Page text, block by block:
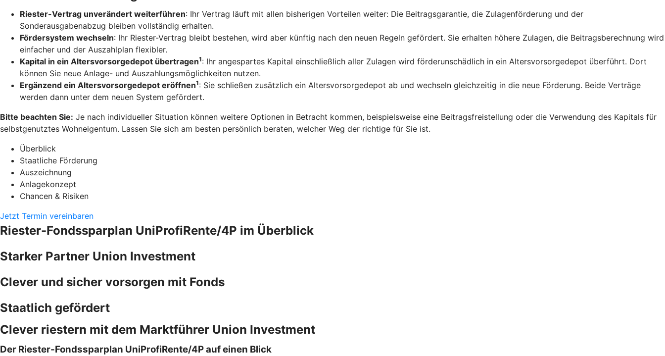
Riester-Vertrag unverändert weiterführen: Ihr Vertrag läuft mit allen bisherigen Vorteilen weiter: Die Beitragsgarantie, die Zulagenförderung und der
Sonderausgabenabzug bleiben vollständig erhalten.
Fördersystem wechseln: Ihr Riester-Vertrag bleibt bestehen, wird aber künftig nach den neuen Regeln gefördert. Sie erhalten höhere Zulagen, die Beitragsberechnung wird
einfacher und der Auszahlplan flexibler.
Kapital in ein Altersvorsorgedepot übertragen1: Ihr angespartes Kapital einschließlich aller Zulagen wird förderunschädlich in ein Altersvorsorgedepot überführt. Dort
können Sie neue Anlage- und Auszahlungsmöglichkeiten nutzen.
Ergänzend ein Altersvorsorgedepot eröffnen1: Sie schließen zusätzlich ein Altersvorsorgedepot ab und wechseln gleichzeitig in die neue Förderung. Beide Verträge
werden dann unter dem neuen System gefördert.
Bitte beachten Sie: Je nach individueller Situation können weitere Optionen in Betracht kommen, beispielsweise eine Beitragsfreistellung oder die Verwendung des Kapitals für
selbstgenutztes Wohneigentum. Lassen Sie sich am besten persönlich beraten, welcher Weg der richtige für Sie ist.
Überblick
Staatliche Förderung
Auszeichnung
Anlagekonzept
Chancen & Risiken
Jetzt Termin vereinbaren
Riester-Fondssparplan UniProfiRente/4P im Überblick
Starker Partner Union Investment
Clever und sicher vorsorgen mit Fonds
Staatlich gefördert
Clever riestern mit dem Marktführer Union Investment
Der Riester-Fondssparplan UniProfiRente/4P auf einen Blick